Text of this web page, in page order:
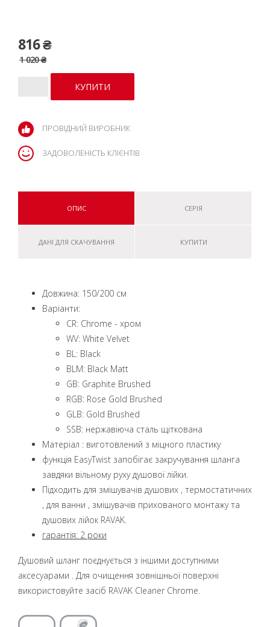
816 ₴
1 020 ₴
ПРОВІДНИЙ ВИРОБНИК
ЗАДОВОЛЕНІСТЬ КЛІЄНТІВ
ОПИС СЕРІЯ
ДАНІ ДЛЯ СКАЧУВАННЯ КУПИТИ
Довжина: 150/200 см
Варіанти:
CR: Chrome - хром
WV: White Velvet
BL: Black
BLM: Black Matt
GB: Graphite Brushed
RGB: Rose Gold Brushed
GLB: Gold Brushed
SSB: нержавіюча сталь щіткована
Матеріал : виготовлений з міцного пластику
функція EasyTwist запобігає закручування шланга
завдяки вільному руху душової лійки.
Підходить для змішувачів душових , термостатичних
, для ванни , змішувачів прихованого монтажу та
душових лійок RAVAK.
гарантія: 2 роки
Душовий шланг поєднується з іншими доступними
аксесуарами . Для очищення зовнішньої поверхні
використовуйте засіб RAVAK Cleaner Chrome.